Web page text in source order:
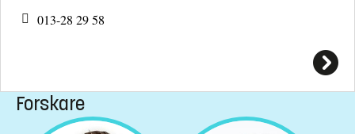
013-28 29 58
Forskare